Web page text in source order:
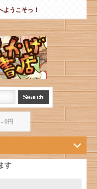
うこそっ！
-0円
す